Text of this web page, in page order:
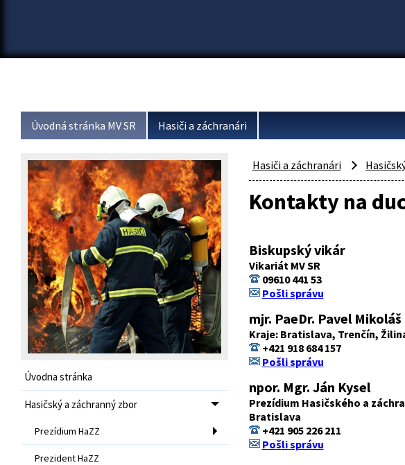
Úvodná stránka MV SR Hasiči a záchranári
Úvodna stránka
Hasičský a záchranný zbor
Prezídium HaZZ
Prezident HaZZ
Hasiči a záchranári
Kontakty na
Biskupský vikár
Vikariát MV SR
09610 441 53
Pošli správu
mjr. PaeDr. Pavel Mikoláš
Kraje: Bratislava, Trenčín,
+421 918 684 157
Pošli správu
npor. Mgr. Ján Kysel
Prezídium Hasičského a
Bratislava
+421 905 226 211
Pošli správu